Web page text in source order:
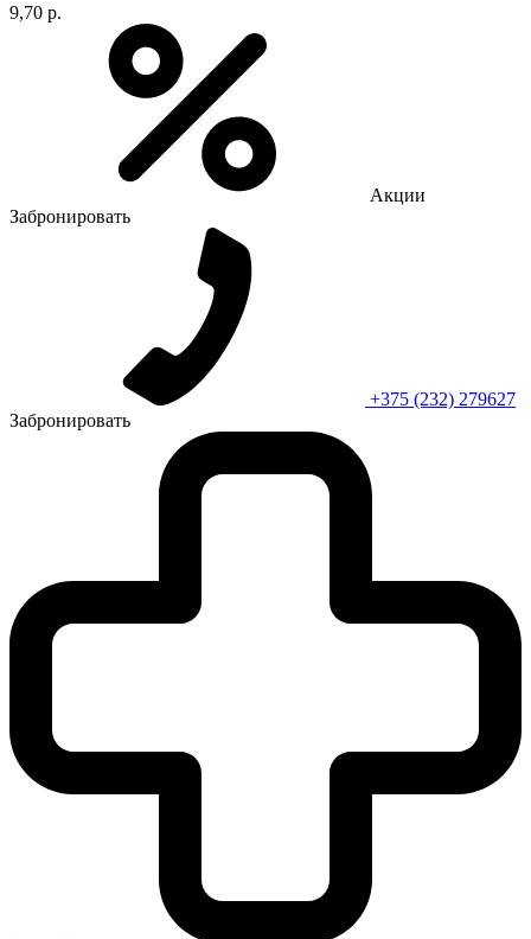
9,70 р.
Акции
Забронировать
+375 (232) 279627
Забронировать